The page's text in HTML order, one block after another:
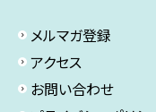
メルマガ登録
アクセス
お問い合わせ